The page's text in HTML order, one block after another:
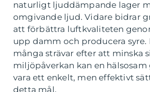
naturligt ljuddämpande lager
omgivande ljud. Vidare bidrar
att förbättra luftkvaliteten
upp damm och producera syre.
många strävar efter att minska
miljöpåverkan kan en hälsosam
vara ett enkelt, men effektivt
detta mål.